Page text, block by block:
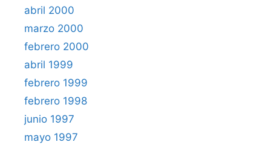
abril 2000
marzo 2000
febrero 2000
abril 1999
febrero 1999
febrero 1998
junio 1997
mayo 1997